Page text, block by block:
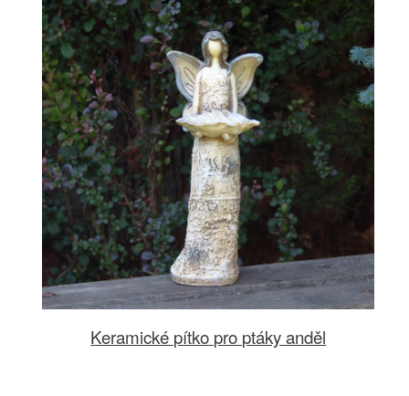
Keramické pítko pro ptáky anděl